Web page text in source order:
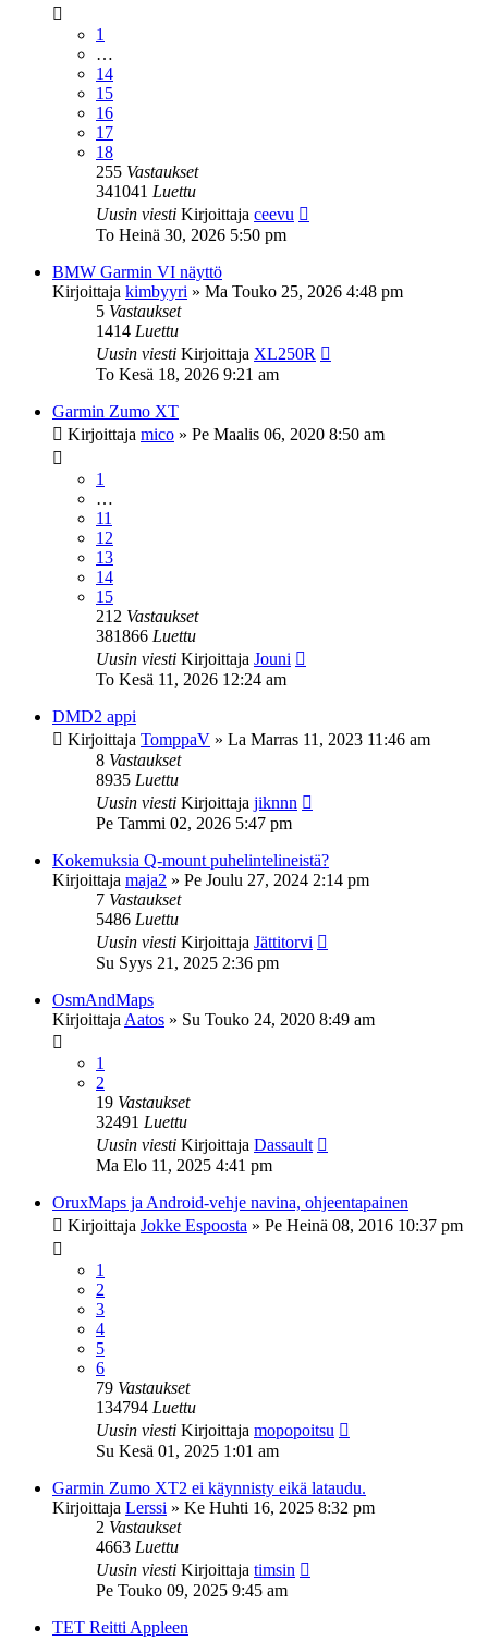
1
…
14
15
16
17
18
255 Vastaukset
341041 Luettu
Uusin viesti Kirjoittaja ceevu
To Heinä 30, 2026 5:50 pm
BMW Garmin VI näyttö
Kirjoittaja kimbyyri » Ma Touko 25, 2026 4:48 pm
5 Vastaukset
1414 Luettu
Uusin viesti Kirjoittaja XL250R
To Kesä 18, 2026 9:21 am
Garmin Zumo XT
Kirjoittaja mico » Pe Maalis 06, 2020 8:50 am
1
…
11
12
13
14
15
212 Vastaukset
381866 Luettu
Uusin viesti Kirjoittaja Jouni
To Kesä 11, 2026 12:24 am
DMD2 appi
Kirjoittaja TomppaV » La Marras 11, 2023 11:46 am
8 Vastaukset
8935 Luettu
Uusin viesti Kirjoittaja jiknnn
Pe Tammi 02, 2026 5:47 pm
Kokemuksia Q-mount puhelintelineistä?
Kirjoittaja maja2 » Pe Joulu 27, 2024 2:14 pm
7 Vastaukset
5486 Luettu
Uusin viesti Kirjoittaja Jättitorvi
Su Syys 21, 2025 2:36 pm
OsmAndMaps
Kirjoittaja Aatos » Su Touko 24, 2020 8:49 am
1
2
19 Vastaukset
32491 Luettu
Uusin viesti Kirjoittaja Dassault
Ma Elo 11, 2025 4:41 pm
OruxMaps ja Android-vehje navina, ohjeentapainen
Kirjoittaja Jokke Espoosta » Pe Heinä 08, 2016 10:37 pm
1
2
3
4
5
6
79 Vastaukset
134794 Luettu
Uusin viesti Kirjoittaja mopopoitsu
Su Kesä 01, 2025 1:01 am
Garmin Zumo XT2 ei käynnisty eikä lataudu.
Kirjoittaja Lerssi » Ke Huhti 16, 2025 8:32 pm
2 Vastaukset
4663 Luettu
Uusin viesti Kirjoittaja timsin
Pe Touko 09, 2025 9:45 am
TET Reitti Appleen